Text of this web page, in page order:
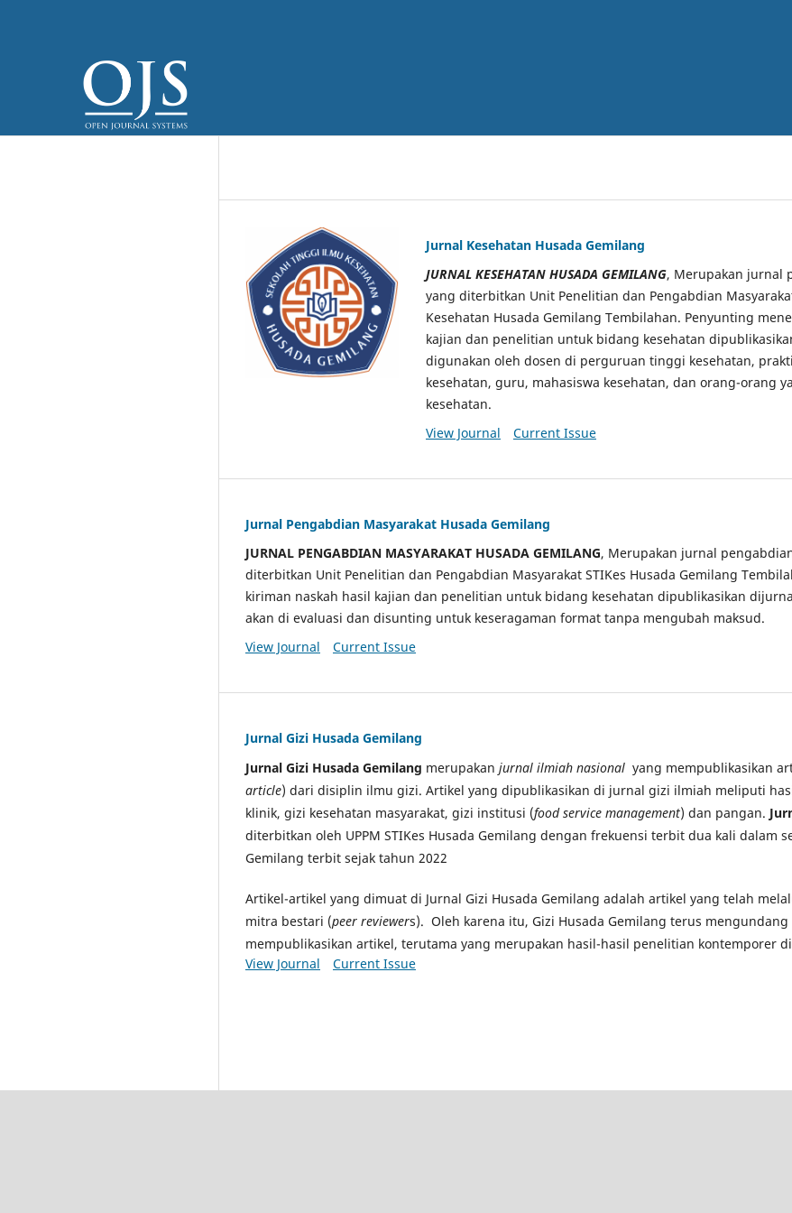
Jurnal Kesehatan Husada Gemilang
JURNAL KESEHATAN HUSADA GEMILANG, Merupakan jurnal
yang diterbitkan Unit Penelitian dan Pengabdian
Kesehatan Husada Gemilang Tembilahan. Penyunting
kajian dan penelitian untuk bidang kesehatan
digunakan oleh dosen di perguruan tinggi kesehatan,
kesehatan, guru, mahasiswa kesehatan, dan orang-orang
kesehatan.
View Journal
Current Issue
Jurnal Pengabdian Masyarakat Husada Gemilang
JURNAL PENGABDIAN MASYARAKAT HUSADA GEMILANG, Merupakan jurnal
diterbitkan Unit Penelitian dan Pengabdian Masyarakat STIKes Husada Gemilang
kiriman naskah hasil kajian dan penelitian untuk bidang kesehatan dipublikasikan
akan di evaluasi dan disunting untuk keseragaman format tanpa mengubah maksud.
View Journal
Current Issue
Jurnal Gizi Husada Gemilang
Jurnal Gizi Husada Gemilang merupakan jurnal ilmiah nasional yang mempublikasikan
article) dari disiplin ilmu gizi. Artikel yang dipublikasikan di jurnal gizi ilmiah meliputi
klinik, gizi kesehatan masyarakat, gizi institusi (food service management) dan pangan.
diterbitkan oleh UPPM STIKes Husada Gemilang dengan frekuensi terbit dua kali dalam
Gemilang terbit sejak tahun 2022
Artikel-artikel yang dimuat di Jurnal Gizi Husada Gemilang adalah artikel yang telah
mitra bestari (peer reviewers). Oleh karena itu, Gizi Husada Gemilang terus
mempublikasikan artikel, terutama yang merupakan hasil-hasil penelitian kontemporer
View Journal
Current Issue